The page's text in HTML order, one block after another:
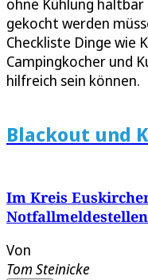
gekocht werden
Checkliste Dinge wie
Campingkocher und
hilfreich sein können.
Blackout und
Im Kreis
Notfallmeldestellen
Von
Tom Steinicke